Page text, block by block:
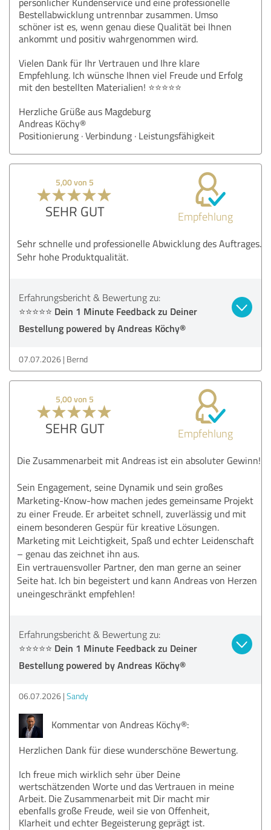
Bestellabwicklung untrennbar zusammen. Umso
schöner ist es, wenn genau diese Qualität bei Ihnen
ankommt und positiv wahrgenommen wird.
Vielen Dank für Ihr Vertrauen und Ihre klare
Empfehlung. Ich wünsche Ihnen viel Freude und Erfolg
mit den bestellten Materialien! ⭐⭐⭐⭐⭐
Herzliche Grüße aus Magdeburg
Andreas Köchy®
Positionierung · Verbindung · Leistungsfähigkeit
5,00 von 5
SEHR GUT Empfehlung
Sehr schnelle und professionelle Abwicklung des Auftrages.
Sehr hohe Produktqualität.
Erfahrungsbericht & Bewertung zu:
⭐⭐⭐⭐⭐ Dein 1 Minute Feedback zu Deiner
Bestellung powered by Andreas Köchy®
07.07.2026 Bernd
5,00 von 5
SEHR GUT Empfehlung
Die Zusammenarbeit mit Andreas ist ein absoluter Gewinn!
Sein Engagement, seine Dynamik und sein großes
Marketing-Know-how machen jedes gemeinsame Projekt
zu einer Freude. Er arbeitet schnell, zuverlässig und mit
einem besonderen Gespür für kreative Lösungen.
Marketing mit Leichtigkeit, Spaß und echter Leidenschaft
– genau das zeichnet ihn aus.
Ein vertrauensvoller Partner, den man gerne an seiner
Seite hat. Ich bin begeistert und kann Andreas von Herzen
uneingeschränkt empfehlen!
Erfahrungsbericht & Bewertung zu:
⭐⭐⭐⭐⭐ Dein 1 Minute Feedback zu Deiner
Bestellung powered by Andreas Köchy®
06.07.2026 Sandy
Kommentar von Andreas Köchy®:
Herzlichen Dank für diese wunderschöne Bewertung.
Ich freue mich wirklich sehr über Deine
wertschätzenden Worte und das Vertrauen in meine
Arbeit. Die Zusammenarbeit mit Dir macht mir
ebenfalls große Freude, weil sie von Offenheit,
Klarheit und echter Begeisterung geprägt ist.